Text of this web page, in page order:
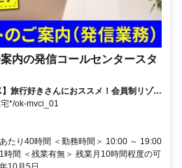
内の発信コールセンタースタ
】旅行好きさんにおススメ！会員制リゾー
トワーク◎月収34万円以上も可能！
*/ok-mvci_01
たり40時間 ＜勤務時間＞ 10:00 ～ 19:00
時間 ＜残業有無＞ 残業月10時間程度の可